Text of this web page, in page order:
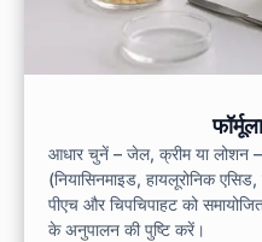
आधार चुनें – जेल, क्रीम या लोशन –
(नियासिनमाइड, हायलूरोनिक
पीएच और चिपचिपाहट को
के अनुपालन की पुष्टि करें।